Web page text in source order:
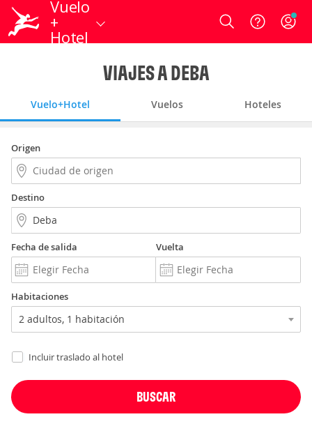
Vuelo
+
Hotel
Login
VIAJES A DEBA
Vuelo+Hotel Vuelos Hoteles
Origen
Destino
Fecha de salida Vuelta
Habitaciones
Incluir traslado al hotel